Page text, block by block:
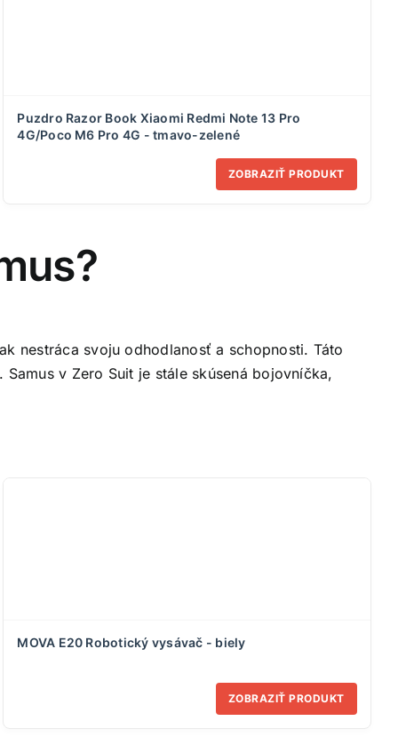
Puzdro Razor Book Xiaomi Redmi Note 13 Pro
4G/Poco M6 Pro 4G - tmavo-zelené
ZOBRAZIŤ PRODUKT
nestráca svoju odhodlanosť a schopnosti. Táto
v Zero Suit je stále skúsená bojovníčka,
MOVA E20 Robotický vysávač - biely
ZOBRAZIŤ PRODUKT